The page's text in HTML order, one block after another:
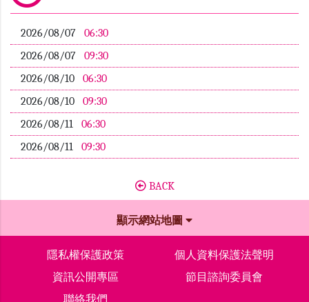
2026/08/07
06:30
2026/08/07
09:30
2026/08/10
06:30
2026/08/10
09:30
2026/08/11
06:30
2026/08/11
09:30
BACK
顯示網站地圖
隱私權保護政策
個人資料保護法聲明
資訊公開專區
節目諮詢委員會